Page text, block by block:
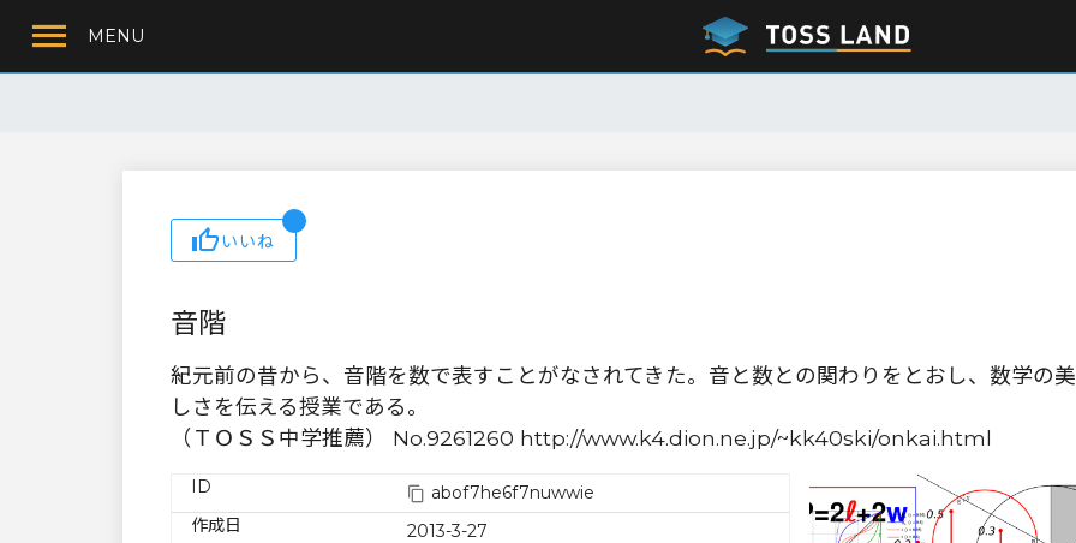
MENU
いいね
音階
紀元前の昔から、音階を数で表すことがなされてきた。音と数との関わりをとおし、数学の美
しさを伝える授業である。
（ＴＯＳＳ中学推薦） No.9261260 http://www.k4.dion.ne.jp/~kk40ski/onkai.html
ID
abof7he6f7nuwwie
作成日
2013-3-27